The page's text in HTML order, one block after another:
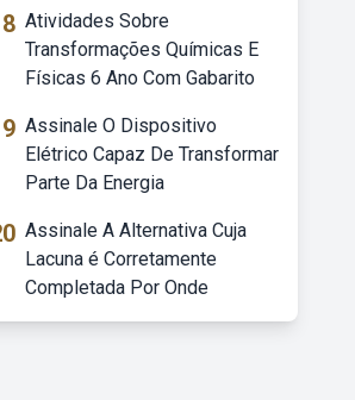
Atividades Sobre
Transformações Químicas E
Físicas 6 Ano Com Gabarito
Assinale O Dispositivo
Elétrico Capaz De Transformar
Parte Da Energia
Assinale A Alternativa Cuja
Lacuna é Corretamente
Completada Por Onde